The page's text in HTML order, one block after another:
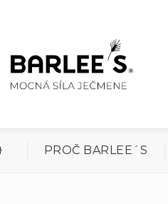
PROČ BARLEE´S